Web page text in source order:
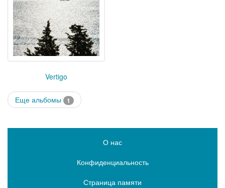
Vertigo
Еще альбомы 1
О нас
Конфиденциальность
Страница памяти